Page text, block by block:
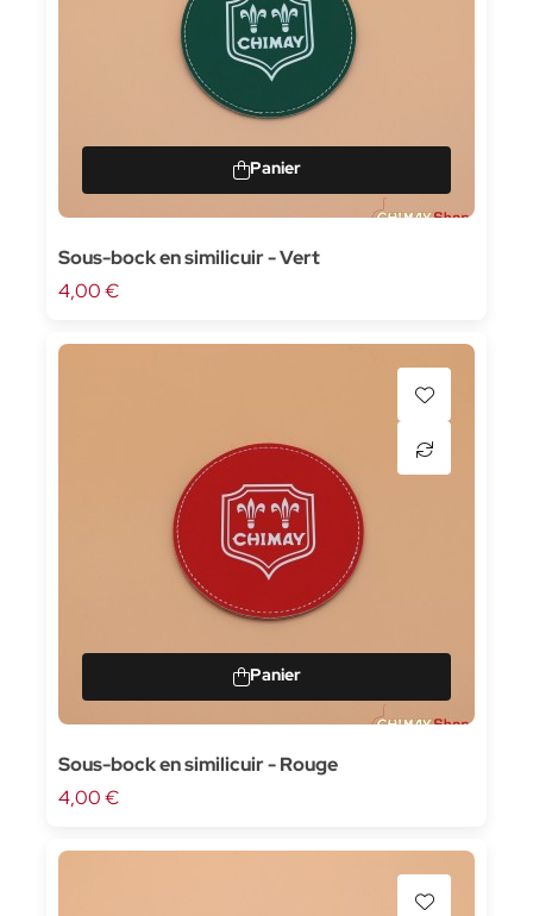
Sous-bock en similicuir - Vert
4,00 €
Sous-bock en similicuir - Rouge
4,00 €